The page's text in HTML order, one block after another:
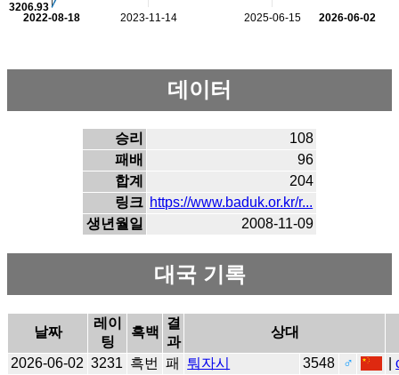
2023-11-14 2025-06-15
2022-08-18 2026-06-02
3206.93
데이터
승리
108
패배
96
합계
204
링크 https://www.baduk.or.kr/r...
생년월일
2008-11-09
대국 기록
날짜
레이
팅
흑백
결
과
상대
2026-06-02 3231 흑번 패 퉈자시 3548 ♂ |